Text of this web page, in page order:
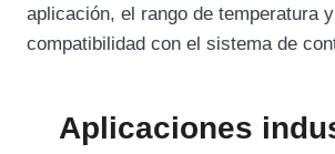
aplicación, el rango de temperatura
compatibilidad con el sistema de
Aplicaciones